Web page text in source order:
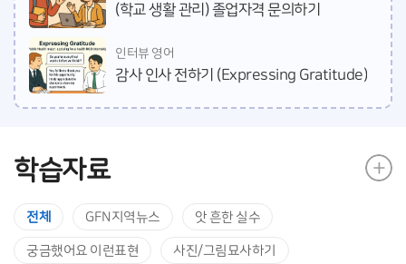
(학교 생활 관리) 졸업자격 문의하기
인터뷰 영어
감사 인사 전하기 (Expressing Gratitude)
학습자료
전체 GFN지역뉴스 앗 흔한 실수
궁금했어요 이런표현 사진/그림묘사하기